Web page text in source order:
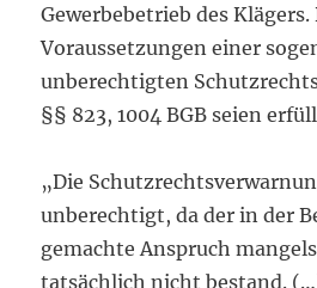
Gewerbebetrieb des Klägers.
Voraussetzungen einer
unberechtigten
§§ 823, 1004 BGB seien
„Die
unberechtigt, da der in der
gemachte Anspruch
tatsächlich nicht bestand.